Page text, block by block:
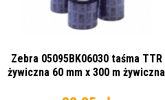
Zebra 05095BK06030 taśma TTR
żywiczna 60 mm x 300 m żywiczna